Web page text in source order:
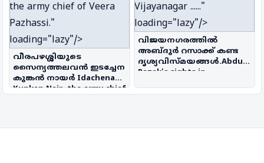
the army chief of Veera
Pazhassi."
loading="lazy"/>
വീരപഴശ്ശിയുടെ
സൈന്യത്തലവൻ ഇടച്ചേന
കുങ്കൻ നായർ Idachena
Kunkan Nair, the army chief
Vijayanagar ......"
loading="lazy"/>
വിജയനഗരത്തിൽ
അബ്ദുർ റസാക്ക് കണ്ട
ദൃശ്യവിസ്മയങ്ങൾ.Abdur
Razak's sights in